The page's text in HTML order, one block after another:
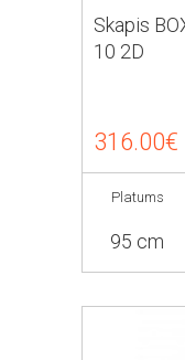
Skapis
10 2D
316.00€
Platums
95 cm